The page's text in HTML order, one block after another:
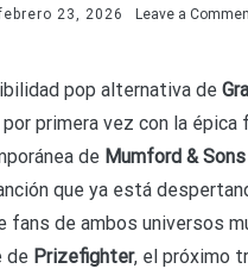
23, 2026 Leave a
pop alternativa de
por primera vez con la épica
de Mumford & Sons
que ya está
fans de ambos universos
de Prizefighter, el próximo